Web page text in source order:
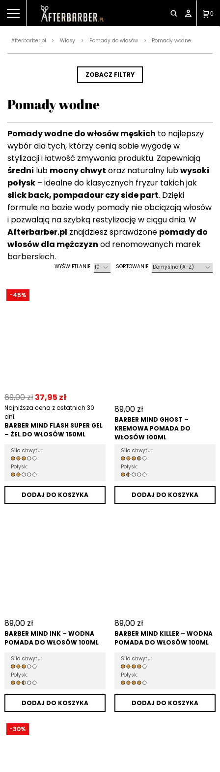
0
Afterbarber.pl > Włosy > Pomady do włosów > Pomady wodne
ZOBACZ FILTRY
Pomady wodne
Pomady wodne do włosów męskich to najlepszy
wybór dla tych, którzy cenią sobie wygodę w
stylizacji i łatwość zmywania produktu. Zapewniają
średni lub mocny chwyt oraz naturalny lubwysoki
połysk – idealne do klasycznych fryzur takich jak
slick back, pompadour czy side part. Dzięki
formule na bazie wody pomady nie obciążają włosów
i pozwalają na szybką restylizację w ciągu dnia. W
Afterbarber.pl znajdziesz sprawdzone pomady do
włosów dla mężczyzn od renomowanych marek
barberskich.
-45%
69,00zł 37,95 zł
Najniższa cena z ostatnich 30
dni:
BARBER MIND FLASH SUPER GEL
– ŻEL DO WŁOSÓW 150ML
Siła chwytu:
Połysk:
DODAJ DO KOSZYKA
89,00 zł
BARBER MIND GHOST –
KREMOWA POMADA DO
WŁOSÓW 100ML
Siła chwytu:
Połysk:
DODAJ DO KOSZYKA
89,00 zł
BARBER MIND INK – WODNA
POMADA DO WŁOSÓW 100ML
Siła chwytu:
Połysk:
DODAJ DO KOSZYKA
89,00 zł
BARBER MIND KILLER – WODNA
POMADA DO WŁOSÓW 100ML
Siła chwytu:
Połysk:
DODAJ DO KOSZYKA
-30%